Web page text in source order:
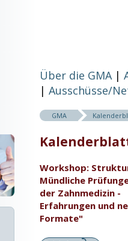
Über die GMA
Ausschüsse/
GMA
Workshop:
Mündliche
der Zahnmedizin -
Erfahrungen und
Formate"